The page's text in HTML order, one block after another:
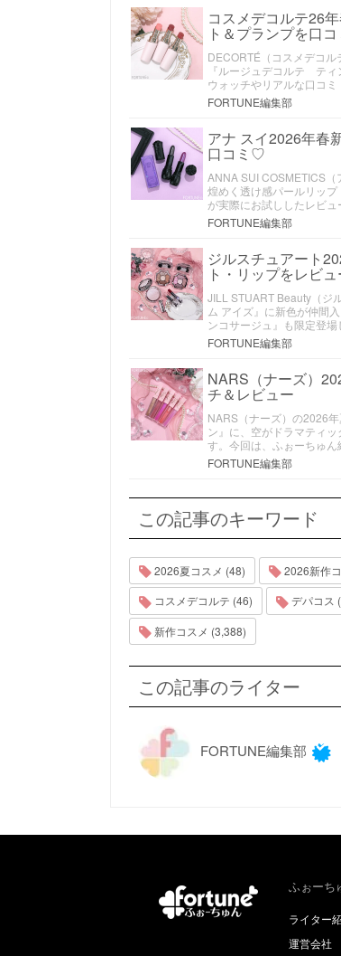
コスメデコルテ26
ト＆プランプを口コ
DECORTÉ（コスメデコ
『ルージュデコルテ テ
ウォッチやリアルな口コ
FORTUNE編集部
アナ スイ2026年春
口コミ♡
ANNA SUI COSMETICS
煌めく透け感パールリッ
が実際にお試ししたレビュ
FORTUNE編集部
ジルスチュアート
ト・リップをレビュ
JILL STUART Beauty（ジ
ム アイズ』に新色が仲間
ンコサージュ』も限定登
FORTUNE編集部
NARS（ナーズ）
チ＆レビュー
NARS（ナーズ）の2026
ン』に、空がドラマティ
す。今回は、ふぉーちゅん
FORTUNE編集部
この記事のキーワード
2026夏コスメ (48) 2026新作
コスメデコルテ (46)
デパコス
新作コスメ (3,388)
この記事のライター
FORTUNE編集部
ふぉーち
ライター
運営会社